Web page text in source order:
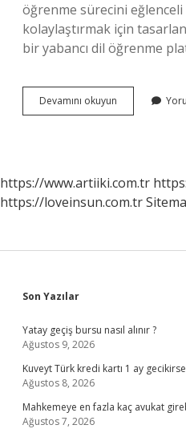
öğrenme sürecini
kolaylaştırmak için
bir yabancı dil öğrenme
Devamını okuyun
Elt
https://www.artiiki.com.tr
https://loveinsun.com.tr
Sidebar
Son Yazılar
Yatay geçiş bursu nasıl alınır ?
Ağustos 9, 2026
Kuveyt Türk kredi kartı 1 ay
Ağustos 8, 2026
Mahkemeye en fazla kaç avukat
Ağustos 7, 2026